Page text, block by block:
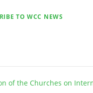
TO WCC NEWS
of the Churches on